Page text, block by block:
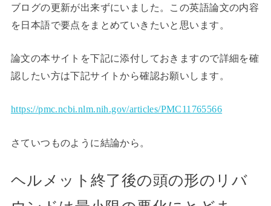
ブログの更新が出来ずにいました。この英語論文の内容
を日本語で要点をまとめていきたいと思います。
論文の本サイトを下記に添付しておきますので詳細を確
認したい方は下記サイトから確認お願いします。
https://pmc.ncbi.nlm.nih.gov/articles/PMC11765566
さていつものように結論から。
ヘルメット終了後の頭の形のリバ